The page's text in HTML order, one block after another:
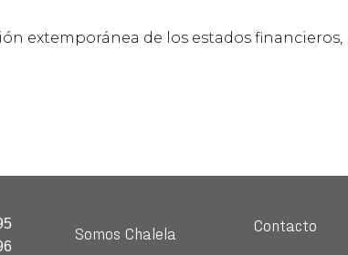
extemporánea de los estados financieros,
Somos Chalela Contacto